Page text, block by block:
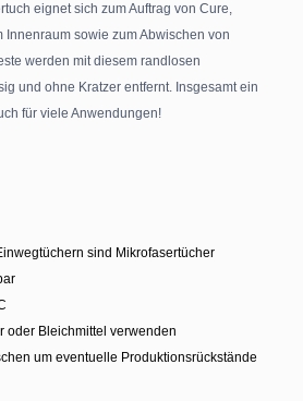
eignet sich zum Auftrag von Cure,
Innenraum sowie zum Abwischen von
werden mit diesem randlosen
und ohne Kratzer entfernt. Insgesamt ein
für viele Anwendungen!
sind Mikrofasertücher
oder Bleichmittel verwenden
um eventuelle Produktionsrückstände